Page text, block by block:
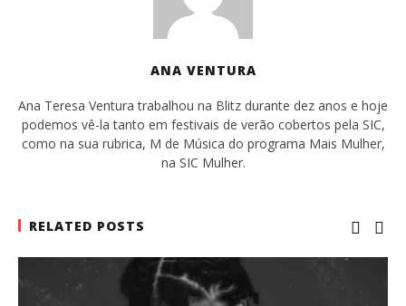
ANA VENTURA
Ana Teresa Ventura trabalhou na Blitz durante dez anos e hoje
podemos vê-la tanto em festivais de verão cobertos pela SIC,
como na sua rubrica, M de Música do programa Mais Mulher,
na SIC Mulher.
RELATED POSTS